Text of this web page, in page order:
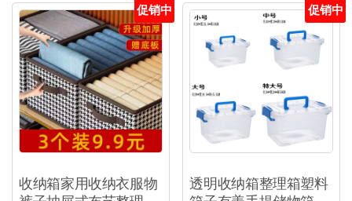
促销中
收纳箱家用收纳衣服物
促销中
透明收纳箱整理箱塑料